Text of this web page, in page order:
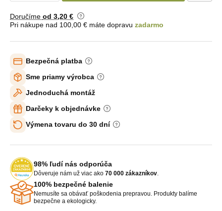
Doručíme od 3,20 €
Pri nákupe nad 100,00 € máte dopravu zadarmo
Bezpečná platba
Sme priamy výrobca
Jednoduchá montáž
Darčeky k objednávke
Výmena tovaru do 30 dní
98% ľudí nás odporúča
Dôveruje nám už viac ako 70 000 zákazníkov
100% bezpečné balenie
Nemusíte sa obávať poškodenia prepravou. Produkty balíme
bezpečne a ekologicky.